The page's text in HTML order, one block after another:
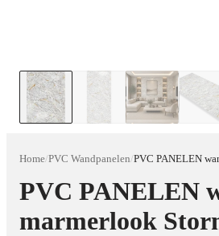
Home/PVC Wandpanelen/
PVC PANELEN
marmerlook